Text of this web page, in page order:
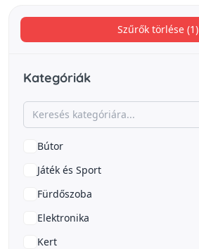
Szűrők törlése (1)
Kategóriák
Bútor
Játék és Sport
Fürdőszoba
Elektronika
Kert